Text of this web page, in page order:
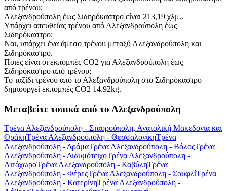
από τρένου;
Αλεξανδρούπολη έως Σιδηρόκαστρο είναι 213,19 χλμ..
Υπάρχει απευθείας τρένου από Αλεξανδρούπολη έως
Σιδηρόκαστρο;
Ναι, υπάρχει ένα άμεσο τρένου μεταξύ Αλεξανδρούπολη και
Σιδηρόκαστρο.
Ποιες είναι οι εκπομπές CO2 για Αλεξανδρούπολη έως
Σιδηρόκαστρο από τρένου;
Το ταξίδι τρένου από το Αλεξανδρούπολη στο Σιδηρόκαστρο
δημιουργεί εκπομπές CO2 14.92kg.
Μεταβείτε τοπικά από το Αλεξανδρούπολη
Τρένα Αλεξανδρούπολη - Σταυρούπολη, Ανατολική Μακεδονία και
ΘράκηΤρένα Αλεξανδρούπολη - ΘεσσαλονίκηΤρένα
Αλεξανδρούπολη - ΔράμαΤρένα Αλεξανδρούπολη - ΒόλοςΤρένα
Αλεξανδρούπολη - ΔιδυμότειχοΤρένα Αλεξανδρούπολη -
ΛιτόχωροΤρένα Αλεξανδρούπολη - ΚαβύληΤρένα
Αλεξανδρούπολη - ΦέρεςΤρένα Αλεξανδρούπολη - ΣουφλίΤρένα
Αλεξανδρούπολη - ΚατερίνηΤρένα Αλεξανδρούπολη -